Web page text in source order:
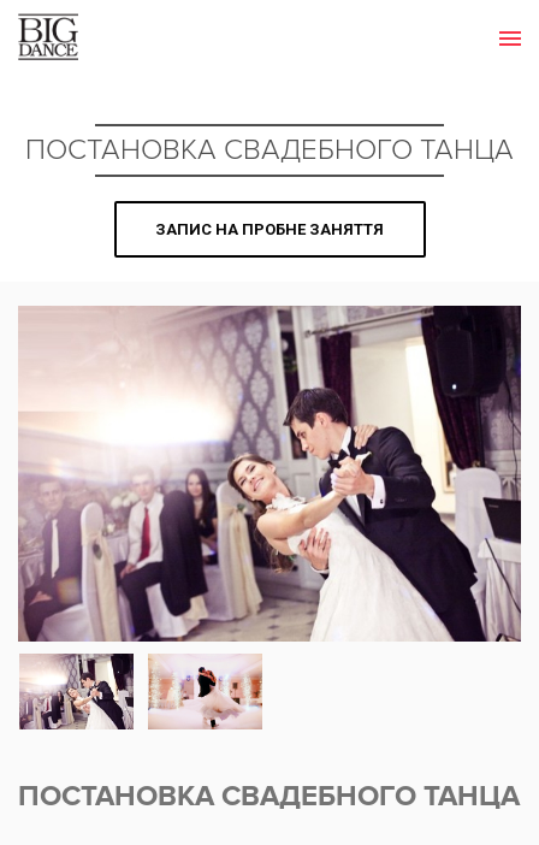
ПОСТАНОВКА СВАДЕБНОГО ТАНЦА
ЗАПИС НА ПРОБНЕ ЗАНЯТТЯ
ПОСТАНОВКА СВАДЕБНОГО ТАНЦА